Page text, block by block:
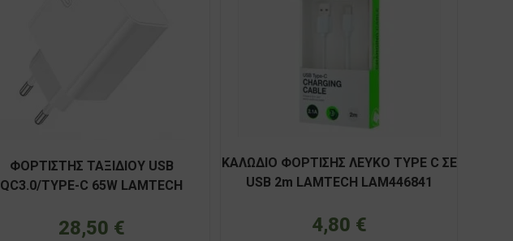
ΦΟΡΤΙΣΤΗΣ ΤΑΞΙΔΙΟΥ USB
QC3.0/TYPE-C 65W LAMTECH
28,50 €
ΚΑΛΩΔΙΟ ΦΟΡΤΙΣΗΣ ΛΕΥΚΟ TYPE C ΣΕ
USB 2m LAMTECH LAM446841
4,80 €